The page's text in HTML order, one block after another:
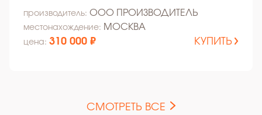
производитель: ООО ПРОИЗВОДИТЕЛЬ
местонахождение: МОСКВА
цена: 310 000 ₽ КУПИТЬ
СМОТРЕТЬ ВСЕ